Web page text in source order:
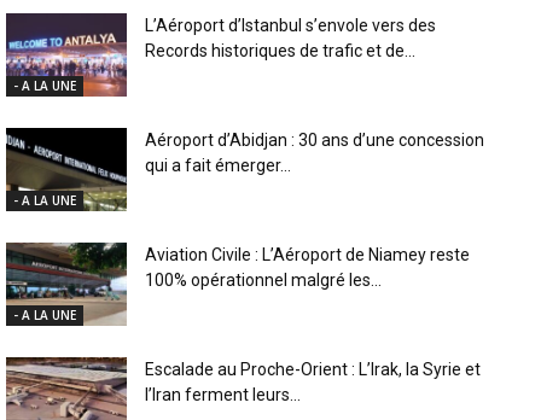
- A LA UNE
L’Aéroport d’Istanbul s’envole vers des
Records historiques de trafic et de...
- A LA UNE
Aéroport d’Abidjan : 30 ans d’une concession
qui a fait émerger...
- A LA UNE
Aviation Civile : L’Aéroport de Niamey reste
100% opérationnel malgré les...
Escalade au Proche-Orient : L’Irak, la Syrie et
l’Iran ferment leurs...